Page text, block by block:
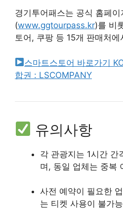
경기투어패스는 공식 홈페이
(www.ggtourpass.kr)를 비
토어, 쿠팡 등 15개 판매처
스마트스토어 바로가기
합권 : LSCOMPANY
유의사항
각 관광지는 1시간 간
며, 동일 업체는 중복
사전 예약이 필요한
는 티켓 사용이 불가